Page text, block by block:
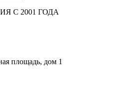
С 2001 ГОДА
площадь, дом 1